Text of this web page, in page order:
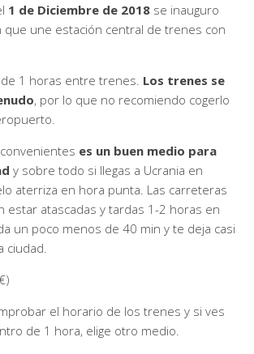
1 de Diciembre de 2018 se inauguro
que une estación central de trenes con
1 horas entre trenes. Los trenes se
, por lo que no recomiendo cogerlo
es un buen medio para
y sobre todo si llegas a Ucrania en
aterriza en hora punta. Las carreteras
estar atascadas y tardas 1-2 horas en
un poco menos de 40 min y te deja casi
ciudad.
el horario de los trenes y si ves
de 1 hora, elige otro medio.